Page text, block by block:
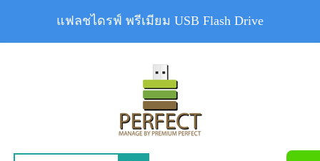
แฟลชไดรฟ์ พรีเมียม USB Flash Drive